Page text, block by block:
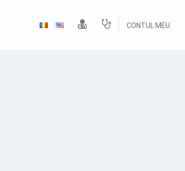
CONTUL MEU